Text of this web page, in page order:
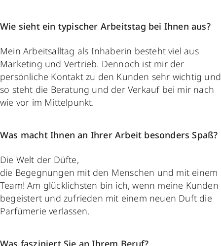
Wie sieht ein typischer Arbeitstag bei Ihnen aus?
Mein Arbeitsalltag als Inhaberin besteht viel aus
Marketing und Vertrieb. Dennoch ist mir der
persönliche Kontakt zu den Kunden sehr wichtig und
so steht die Beratung und der Verkauf bei mir nach
wie vor im Mittelpunkt.
Was macht Ihnen an Ihrer Arbeit besonders Spaß?
Die Welt der Düfte,
die Begegnungen mit den Menschen und mit einem
Team! Am glücklichsten bin ich, wenn meine Kunden
begeistert und zufrieden mit einem neuen Duft die
Parfümerie verlassen.
Was fasziniert Sie an Ihrem Beruf?